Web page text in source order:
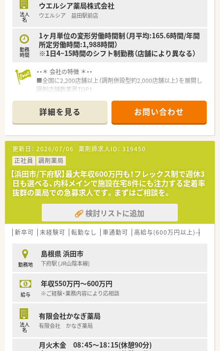
法人
名
ウエルシア薬局株式会社
ウエルシア 益田駅前店
勤務
時間
1ヶ月単位の変形労働時間制（月平均:165.6時間/年間
所定労働時間:1,988時間）
※1日4~15時間のシフト制勤務（店舗により異なる）
・・＊ 会社の特徴 ＊・・
■全国に2,200店舗以上（調剤併設型約2,000店舗以上）を展開し
調剤店舗数業界TOP！
頑張り次第で高給与も可能！
■経験や勤務コースによりますが、経験の少ない方でも500万前
半スタートと業界TOP水準！
■職種や職域に合わせ、豊富な社内研修や外部組織と連携した研
修を用意されています
■薬剤師が中心の会社だからこそ活躍できるキャリアパスが多
種多様に用意されています。
■店舗拡大に伴い、エリアマネジャーや営業部長等のマネジメン
トのポジションも増えます。
■在宅や教育等の専門性を活かせるスペシャリストを目指すこ
とも可能です。
■その他にも、管理部門や商品部門等の本社スタッフなど活動領
域は多種多様です。
■在宅実施店舗は年々増加しており、在宅医療へもしっかりと関
わる事ができます。
時短勤務ができるよう変更予定です。
■年間休日が120日とワークライフバランスが整っています
■日用品から常備薬まで、従業員割引制度など嬉しいメリットも
詳細を見る お問い合わせ
更新日： 2026/07/06 薬剤師求人ID： 319450
正社員
調剤薬局
【浜田市/下府駅】最大年収600万円も！フレックス制で週休3
日も選べる、内科メインで施設在宅8件にも注力する定着率
抜群の薬局での急募求人です。まずはご相談を。
検討リストに追加
新卒可 未経験可 転勤なし 車通勤可 高給与(600万円以上)
勤務地
島根県 浜田市
下府駅 (JR山陰本線)
給与
年収550万円～600万円
※ご経験・業務内容により応相談
法人
名
有限会社かなぎ薬局
有限会社 かなぎ薬局
月火木金 08：45～18：15(休憩90分)